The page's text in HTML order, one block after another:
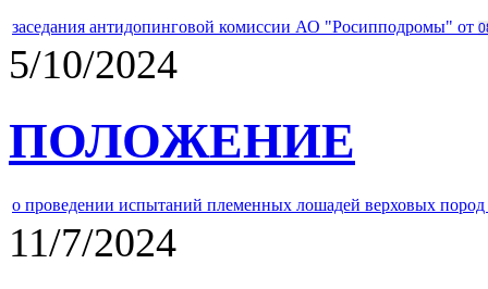
заседания антидопинговой комиссии АО "Росипподромы" от
5/10/2024
ПОЛОЖЕНИЕ
о проведении испытаний племенных лошадей верховых
11/7/2024